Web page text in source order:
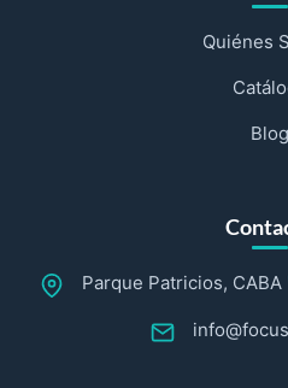
Quiénes
Blog
Parque Patricios, CABA